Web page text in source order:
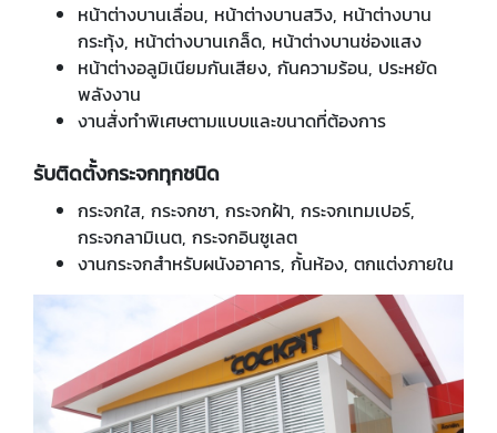
หน้าต่างบานเลื่อน, หน้าต่างบานสวิง, หน้าต่างบาน
กระทุ้ง, หน้าต่างบานเกล็ด, หน้าต่างบานช่องแสง
หน้าต่างอลูมิเนียมกันเสียง, กันความร้อน, ประหยัด
พลังงาน
งานสั่งทำพิเศษตามแบบและขนาดที่ต้องการ
รับติดตั้งกระจกทุกชนิด
กระจกใส, กระจกชา, กระจกฝ้า, กระจกเทมเปอร์,
กระจกลามิเนต, กระจกอินซูเลต
งานกระจกสำหรับผนังอาคาร, กั้นห้อง, ตกแต่งภายใน